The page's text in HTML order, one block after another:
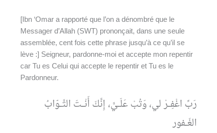
[Ibn ‘Omar a rapporté que l’on a dénombré que le
Messager d’Allah (SWT) prononçait, dans une seule
assemblée, cent fois cette phrase jusqu’à ce qu’il se
lève :] Seigneur, pardonne-moi et accepte mon repentir
car Tu es Celui qui accepte le repentir et Tu es le
Pardonneur.
رَبِّ اغْفِـرْ لي، وَتُبْ عَلَـيَّ، إِنَّكَ أَنْـتَ التَّـوّابُ
الغَـفور